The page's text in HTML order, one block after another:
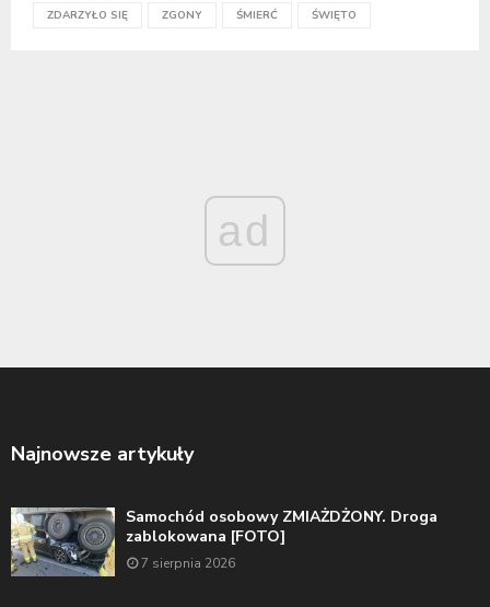
ZDARZYŁO SIĘ ZGONY ŚMIERĆ ŚWIĘTO
ad
Najnowsze artykuły
Samochód osobowy ZMIAŻDŻONY. Droga
zablokowana [FOTO]
7 sierpnia 2026